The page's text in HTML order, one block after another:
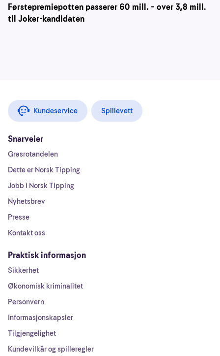
Førstepremiepotten passerer 60 mill. – over 3,8 mill.
til Joker-kandidaten
Kundeservice Spillevett
Snarveier
Grasrotandelen
Dette er Norsk Tipping
Jobb i Norsk Tipping
Nyhetsbrev
Presse
Kontakt oss
Praktisk informasjon
Sikkerhet
Økonomisk kriminalitet
Personvern
Informasjonskapsler
Tilgjengelighet
Kundevilkår og spilleregler